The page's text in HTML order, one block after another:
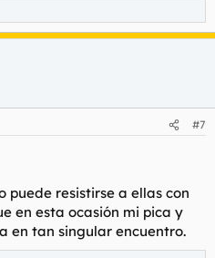
su forma de ser.
no se lo ha dado Dios, es su
#7
puede resistirse a ellas con
en esta ocasión mi pica y
en tan singular encuentro.